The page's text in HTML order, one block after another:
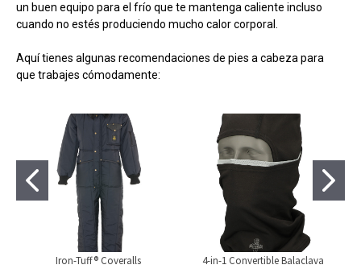
un buen equipo para el frío que te mantenga caliente incluso
cuando no estés produciendo mucho calor corporal.
Aquí tienes algunas recomendaciones de pies a cabeza para
que trabajes cómodamente:
Iron-Tuff® Coveralls 4-in-1 Convertible Balaclava